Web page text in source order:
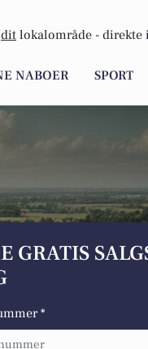
dit lokalområde - direkte
NABOER SPORT
GRATIS
*